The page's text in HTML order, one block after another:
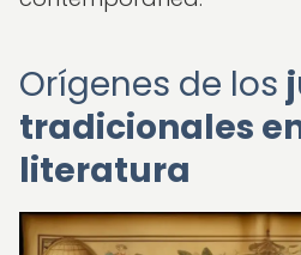
Orígenes de los
tradicionales
literatura